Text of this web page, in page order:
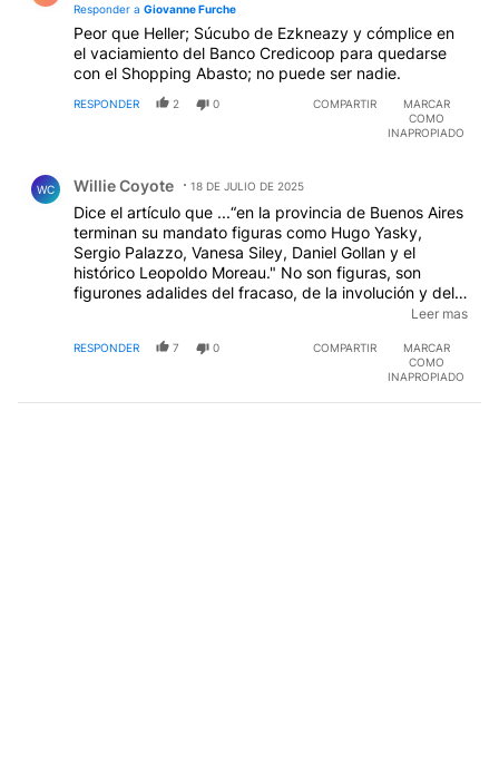
Responder a Giovanne Furche
Peor que Heller; Súcubo de Ezkneazy y cómplice en
el vaciamiento del Banco Credicoop para quedarse
con el Shopping Abasto; no puede ser nadie.
RESPONDER 2 0 COMPARTIR
MARCAR
COMO
INAPROPIADO
WC Willie Coyote 18 DE JULIO DE 2025
Dice el artículo que ...“en la provincia de Buenos Aires
terminan su mandato figuras como Hugo Yasky,
Sergio Palazzo, Vanesa Siley, Daniel Gollan y el
histórico Leopoldo Moreau." No son figuras, son
figurones adalides del fracaso, de la involución y del
anacronismo. Ya bastante hay con "Pudió" como
sigan en el Congreso bonaerense, convertido en una
Leer mas
RESPONDER 7 0 COMPARTIR
MARCAR
COMO
INAPROPIADO